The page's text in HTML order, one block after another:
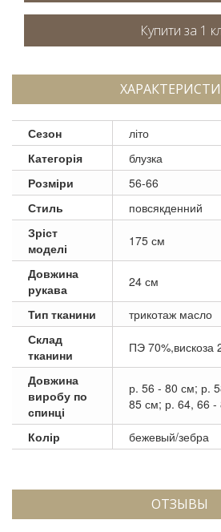
Сезон
літо
Категорія
блузка
Розміри
56-66
Стиль
повсякденний
Зріст
моделі
175 см
Довжина
рукава
24 см
Тип тканини
трикотаж масло
Склад
тканини
ПЭ 70%,вискоза
Довжина
виробу по
спинці
р. 56 - 80 см; р.
85 см; р. 64, 66 -
Колір бежевый/зебра
ОТЗЫВЫ